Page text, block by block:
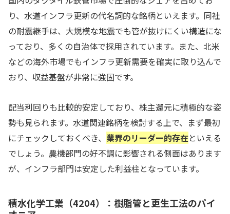
り、水道インフラ更新の代名詞的な銘柄といえます。同社
の耐震継手は、大規模な地震でも管が抜けにくい構造にな
っており、多くの自治体で採用されています。また、北米
などの海外市場でもインフラ更新需要を確実に取り込んで
おり、収益基盤が非常に強固です。
配当利回りも比較的安定しており、株主還元に積極的な姿
勢も見られます。水道関連銘柄を検討する上で、まず最初
にチェックしておくべき、 業界のリーダー的存在といえる
でしょう。農機部門の好不調に影響される側面はあります
が、インフラ部門は安定した利益柱となっています。
積水化学工業（4204）：樹脂管と更生工法のパイ